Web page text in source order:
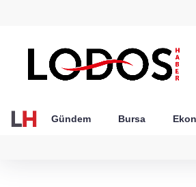
Gündem Bursa